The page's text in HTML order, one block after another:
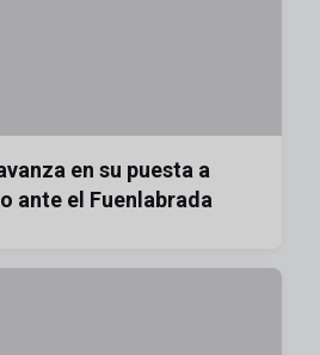
en su puesta a
ante el Fuenlabrada